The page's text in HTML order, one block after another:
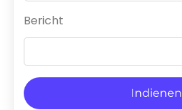
Bericht
Indienen